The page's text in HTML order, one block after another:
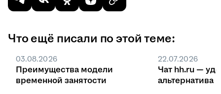
Что ещё писали по этой теме:
03.08.2026
Преимущества модели
временной занятости
22.07.2026
Чат hh.ru —